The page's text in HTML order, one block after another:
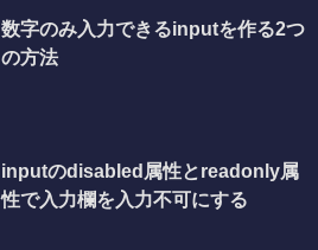
数字のみ入力できるinputを作る2つ
の方法
inputのdisabled属性とreadonly属
性で入力欄を入力不可にする